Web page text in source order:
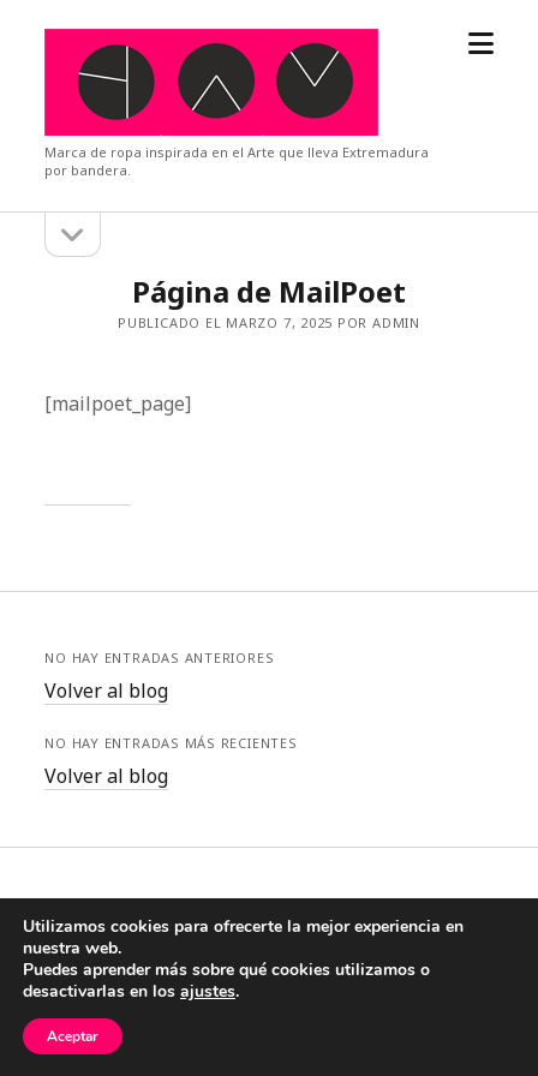
Design
Marca de ropa inspirada en el Arte que lleva Extremadura
por bandera.
abrir
Barra
la
Página de MailPoet
PUBLICADO EL MARZO 7, 2025 POR ADMIN
[mailpoet_page]
NO HAY ENTRADAS ANTERIORES
Volver al blog
NO HAY ENTRADAS MÁS RECIENTES
Volver al blog
Tema Founder para WordPressde Compete Themes.
Utilizamos cookies para ofrecerte la mejor experiencia en
nuestra web.
Puedes aprender más sobre qué cookies utilizamos o
desactivarlas en los ajustes.
Aceptar